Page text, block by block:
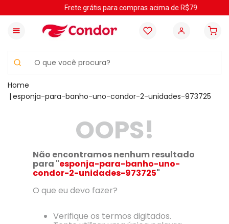
Frete grátis para compras acima de R$79
esponja-para-banho-uno-condor-2-unidades-973725
OOPS!
Não encontramos nenhum resultado
para "esponja-para-banho-uno-
condor-2-unidades-973725"
O que eu devo fazer?
Verifique os termos digitados.